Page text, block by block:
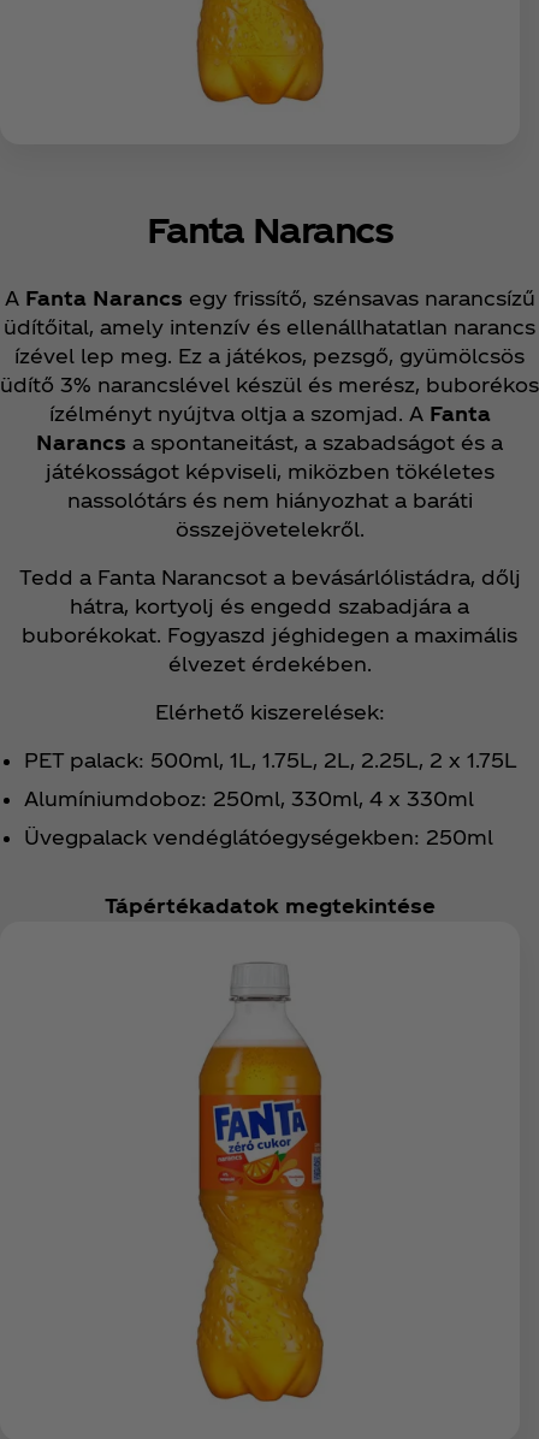
Fanta Narancs
A Fanta Narancs egy frissítő, szénsavas narancsízű
üdítőital, amely intenzív és ellenállhatatlan narancs
ízével lep meg. Ez a játékos, pezsgő, gyümölcsös
üdítő 3% narancslével készül és merész, buborékos
ízélményt nyújtva oltja a szomjad. A Fanta
Narancs a spontaneitást, a szabadságot és a
játékosságot képviseli, miközben tökéletes
nassolótárs és nem hiányozhat a baráti
összejövetelekről.
Tedd a Fanta Narancsot a bevásárlólistádra, dőlj
hátra, kortyolj és engedd szabadjára a
buborékokat. Fogyaszd jéghidegen a maximális
élvezet érdekében.
Elérhető kiszerelések:
PET palack: 500ml, 1L, 1.75L, 2L, 2.25L, 2 x 1.75L
Alumíniumdoboz: 250ml, 330ml, 4 x 330ml
Üvegpalack vendéglátóegységekben: 250ml
Tápértékadatok megtekintése